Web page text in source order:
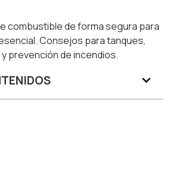
combustible de forma segura para
Consejos para tanques,
prevención de incendios.